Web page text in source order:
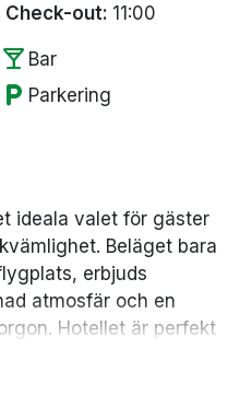
Check-out: 11:00
local_bar Bar
local_parking Parkering
ideala valet för gäster
Beläget bara
erbjuds
atmosfär och en
Hotellet är perfekt
och flyg ut i världen -